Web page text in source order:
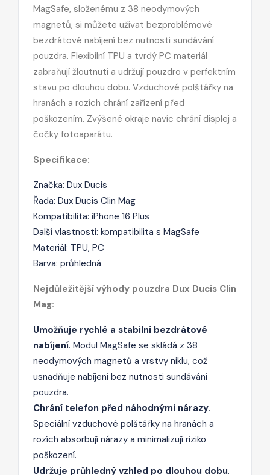
MagSafe, složenému z 38 neodymových
magnetů, si můžete užívat bezproblémové
bezdrátové nabíjení bez nutnosti sundávání
pouzdra. Flexibilní TPU a tvrdý PC materiál
zabraňují žloutnutí a udržují pouzdro v perfektním
stavu po dlouhou dobu. Vzduchové polštářky na
hranách a rozích chrání zařízení před
poškozením. Zvýšené okraje navíc chrání displej a
čočky fotoaparátu.
Specifikace:
Značka: Dux Ducis
Řada: Dux Ducis Clin Mag
Kompatibilita: iPhone 16 Plus
Další vlastnosti: kompatibilita s MagSafe
Materiál: TPU, PC
Barva: průhledná
Nejdůležitější výhody pouzdra Dux Ducis Clin
Mag:
Umožňuje rychlé a stabilní bezdrátové
nabíjení. Modul MagSafe se skládá z 38
neodymových magnetů a vrstvy niklu, což
usnadňuje nabíjení bez nutnosti sundávání
pouzdra.
Chrání telefon před náhodnými nárazy.
Speciální vzduchové polštářky na hranách a
rozích absorbují nárazy a minimalizují riziko
poškození.
Udržuje průhledný vzhled po dlouhou dobu.